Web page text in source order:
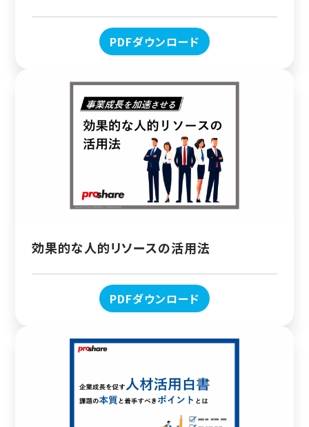
PDFダウンロード
効果的な人的リソースの活用法
PDFダウンロード